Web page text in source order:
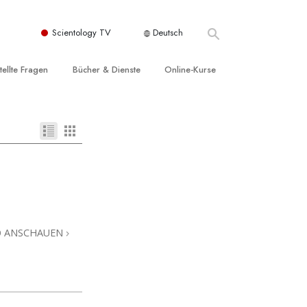
Scientology TV Deutsch
für
Fragen
Scientology Kirche
Bücher & Dienste Online-Kurse
Die Dynamiken des Daseins
ANSCHAUEN